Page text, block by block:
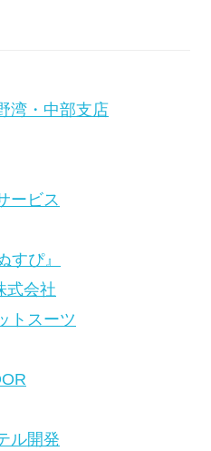
湾・中部支店
ービス
すぴ』
式会社
トスーツ
ル開発